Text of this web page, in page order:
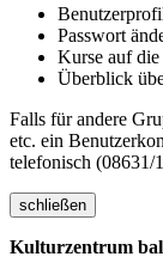
Passwort
Kurse auf
Überblick
Falls für andere
etc. ein
telefonisch (08631/
schließen
Kulturzentrum